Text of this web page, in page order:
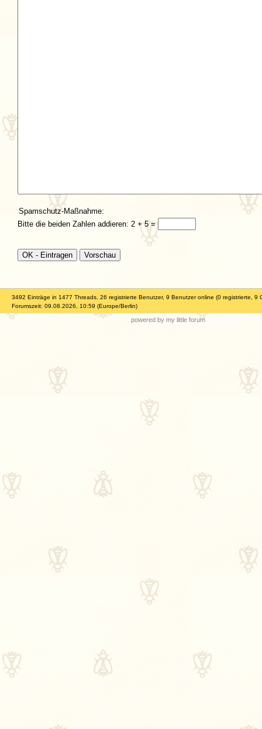
Spamschutz-Maßnahme:
Bitte die beiden Zahlen addieren: 2 + 5 =
3492 Einträge in 1477 Threads, 26 registrierte Benutzer, 9 Benutzer online (0 registrierte, 9
Forumszeit: 09.08.2026, 10:59 (Europe/Berlin)
powered by my little forum